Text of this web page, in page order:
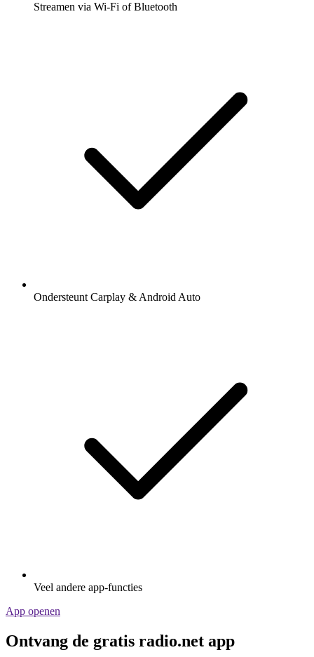
Streamen via Wi-Fi of Bluetooth
Ondersteunt Carplay & Android Auto
Veel andere app-functies
App openen
Ontvang de gratis radio.net app